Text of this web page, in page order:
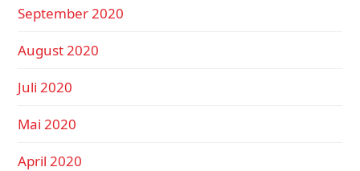
September 2020
August 2020
Juli 2020
Mai 2020
April 2020